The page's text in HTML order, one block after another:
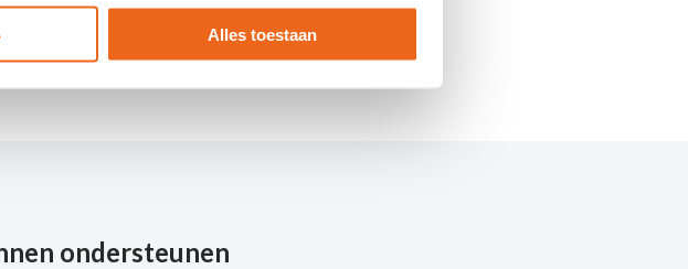
Alles toestaan
ondersteunen